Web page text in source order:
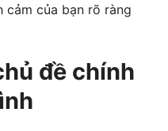
cảm của bạn rõ ràng
đề chính